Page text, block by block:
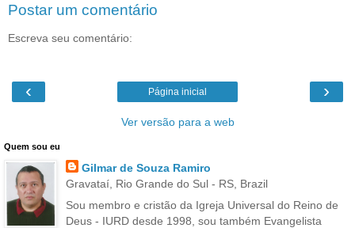
Postar um comentário
Escreva seu comentário:
‹ ›
Página inicial
Ver versão para a web
Quem sou eu
Gilmar de Souza Ramiro
Gravataí, Rio Grande do Sul - RS, Brazil
Sou membro e cristão da Igreja Universal do Reino de
Deus - IURD desde 1998, sou também Evangelista